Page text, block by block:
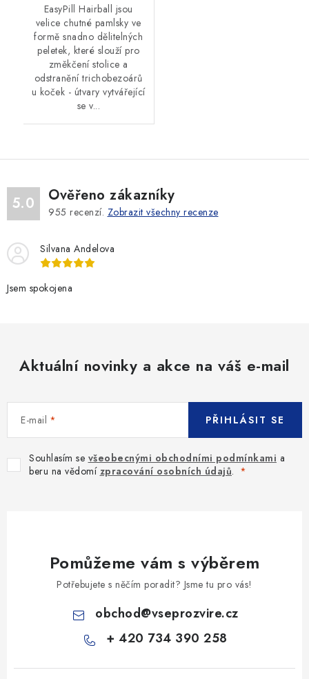
EasyPill Hairball jsou
velice chutné pamlsky ve
formě snadno dělitelných
peletek, které slouží pro
změkčení stolice a
odstranění trichobezoárů
u koček - útvary vytvářející
se v...
5.0 Ověřeno zákazníky
955 recenzí. Zobrazit všechny recenze
Silvana Andelova
Jsem spokojena
Aktuální novinky a akce na váš e-mail
E-mail
Souhlasím se všeobecnými obchodními podmínkami a
beru na vědomí zpracování osobních údajů.
PŘIHLÁSIT SE
Pomůžeme vám s výběrem
Potřebujete s něčím poradit? Jsme tu pro vás!
obchod@vseprozvire.cz
+ 420 734 390 258